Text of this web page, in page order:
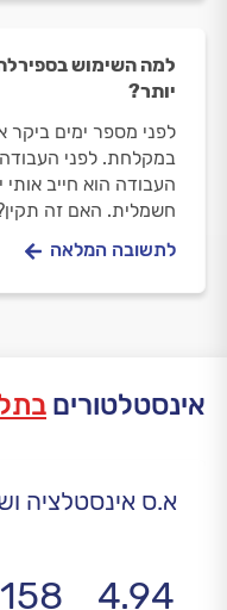
למה השימוש
יותר?
לפני מספר ימים ביקר
במקלחת. לפני
העבודה הוא חייב
חשמלית. האם זה
לתשובה המלאה
אינסטלטורים
א.ס אינסטלציה
4.94
158